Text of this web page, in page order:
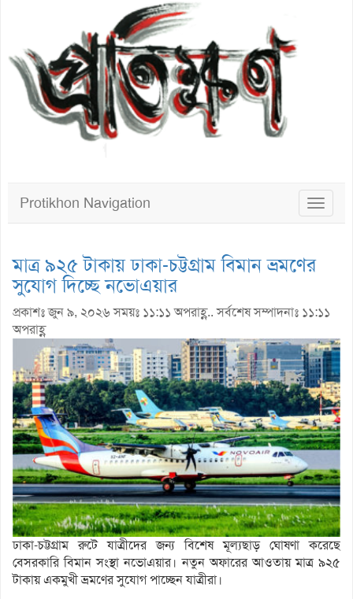
Toggle
Protikhon Navigation
মাত্র ৯২৫ টাকায় ঢাকা-চট্টগ্রাম বিমান ভ্রমণের
সুযোগ দিচ্ছে নভোএয়ার
প্রকাশঃ জুন ৯, ২০২৬ সময়ঃ ১১:১১ অপরাহ্ণ.. সর্বশেষ সম্পাদনাঃ ১১:১১
অপরাহ্ণ
ঢাকা-চট্টগ্রাম রুটে যাত্রীদের জন্য বিশেষ মূল্যছাড় ঘোষণা করেছে
বেসরকারি বিমান সংস্থা নভোএয়ার। নতুন অফারের আওতায় মাত্র ৯২৫
টাকায় একমুখী ভ্রমণের সুযোগ পাচ্ছেন যাত্রীরা।